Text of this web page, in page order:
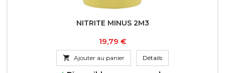
NITRITE MINUS 2M3
Prix
19,79 €
 Ajouter au panier Détails